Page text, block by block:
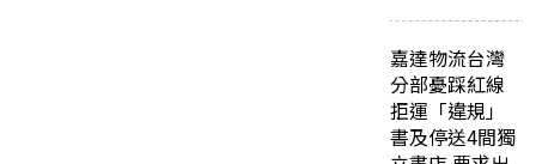
嘉達物流台灣
分部憂踩紅線
拒運「違規」
書及停送4間獨